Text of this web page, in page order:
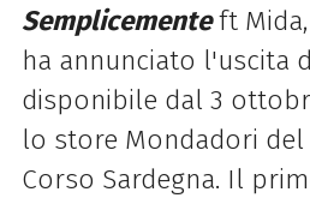
Semplicementeft Mida,
ha annunciato l'uscita
disponibile dal 3
lo store Mondadori del
Corso Sardegna. Il